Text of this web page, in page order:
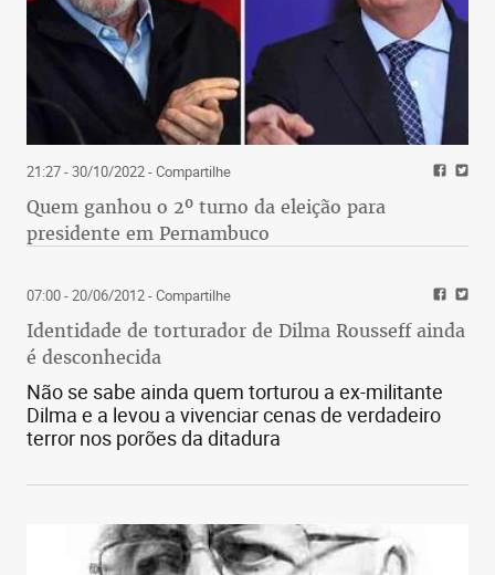
21:27 - 30/10/2022- Compartilhe
Quem ganhou o 2º turno da eleição para
presidente em Pernambuco
07:00 - 20/06/2012- Compartilhe
Identidade de torturador de Dilma Rousseff ainda
é desconhecida
Não se sabe ainda quem torturou a ex-militante
Dilma e a levou a vivenciar cenas de verdadeiro
terror nos porões da ditadura